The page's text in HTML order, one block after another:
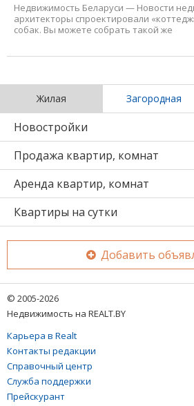
Недвижимость Беларуси — Новости
архитекторы спроектировали
собак. Вы можете собрать такой же
Жилая Загородная
Новостройки
Продажа квартир, комнат
Аренда квартир, комнат
Квартиры на сутки
Добавить
© 2005-2026
Недвижимость на REALT.BY
Карьера в Realt
Контакты редакции
Справочный центр
Служба поддержки
Прейскурант